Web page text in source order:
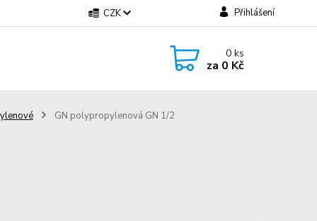
CZK Přihlášení
0ks
za 0 Kč
GN polypropylenová GN 1/2